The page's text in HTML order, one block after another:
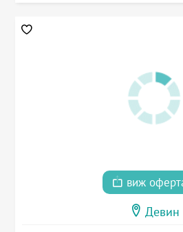
виж
Девин